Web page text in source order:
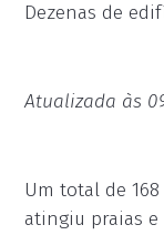
Dezenas de
Atualizada às
Um total de
atingiu praias